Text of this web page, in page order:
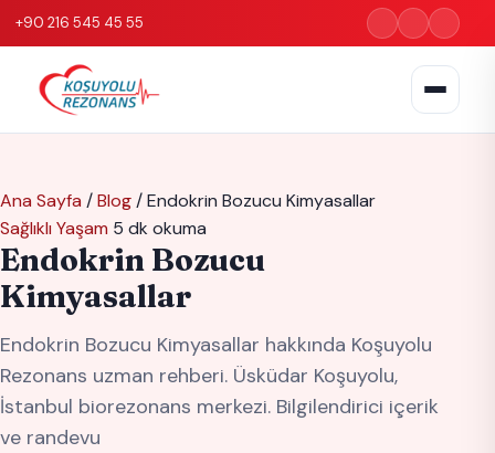
+90 216 545 45 55
Ana Sayfa /Blog/Endokrin Bozucu Kimyasallar
Sağlıklı Yaşam 5 dk okuma
Endokrin Bozucu
Kimyasallar
Endokrin Bozucu Kimyasallar hakkında Koşuyolu
Rezonans uzman rehberi. Üsküdar Koşuyolu,
İstanbul biorezonans merkezi. Bilgilendirici içerik
ve randevu